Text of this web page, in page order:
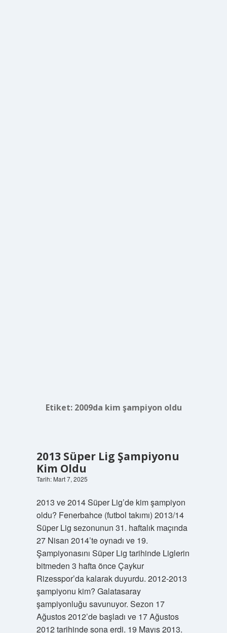
Etiket: 2009da kim şampiyon oldu
2013 Süper Lig Şampiyonu
Kim Oldu
Tarih: Mart 7, 2025
2013 ve 2014 Süper Lig’de kim şampiyon
oldu? Fenerbahce (futbol takımı) 2013/14
Süper Lig sezonunun 31. haftalık maçında
27 Nisan 2014’te oynadı ve 19.
Şampiyonasını Süper Lig tarihinde Liglerin
bitmeden 3 hafta önce Çaykur
Rizesspor’da kalarak duyurdu. 2012-2013
şampiyonu kim? Galatasaray
şampiyonluğu savunuyor. Sezon 17
Ağustos 2012’de başladı ve 17 Ağustos
2012 tarihinde sona erdi. 19 Mayıs 2013.